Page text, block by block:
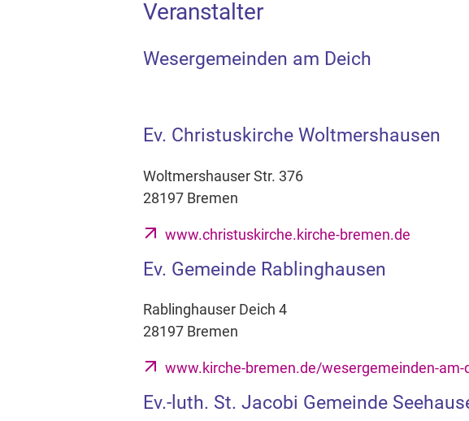
Veranstalter
Wesergemeinden am Deich
Ev. Christuskirche Woltmershausen
Woltmershauser Str. 376
28197 Bremen
www.christuskirche.kirche-bremen.de
Ev. Gemeinde Rablinghausen
Rablinghauser Deich 4
28197 Bremen
www.kirche-bremen.de/wesergemeinden-am-
Ev.-luth. St. Jacobi Gemeinde